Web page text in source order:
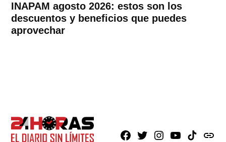
INAPAM agosto 2026: estos son los
descuentos y beneficios que puedes
aprovechar
Facebook
X Instagram
YoutubeTikTokissuu